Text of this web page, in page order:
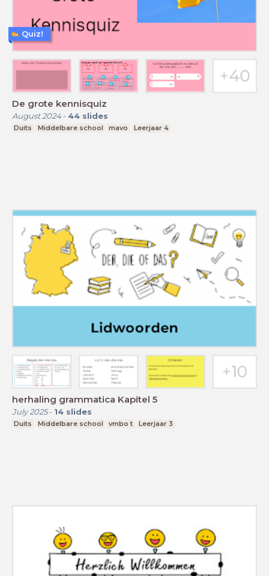
De grote kennisquiz
August 2024- 44 slides
Duits Middelbare school mavo Leerjaar 4
Quiz!
herhaling grammatica Kapitel 5
July 2025- 14 slides
Duits Middelbare school vmbo t Leerjaar 3